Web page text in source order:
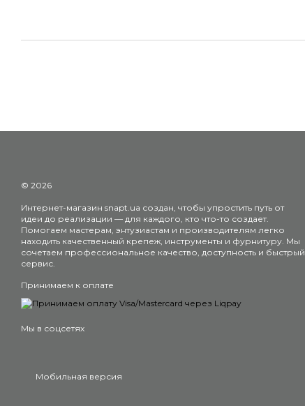
© 2026
Интернет-магазин snapt.ua создан, чтобы упростить путь от
идеи до реализации — для каждого, кто что-то создает.
Помогаем мастерам, энтузиастам и производителям легко
находить качественный крепеж, инструменты и фурнитуру. Мы
сочетаем профессиональное качество, доступность и быстрый
сервис.
Принимаем к оплате
Мы в соцсетях
Мобильная версия